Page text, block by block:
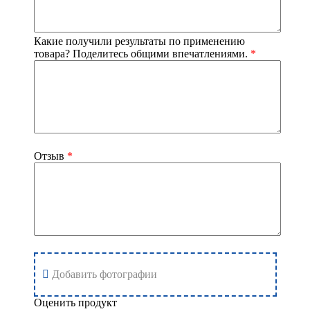
Какие получили результаты по применению
товара? Поделитесь общими впечатлениями. *
Отзыв *
Добавить фотографии
Оценить продукт